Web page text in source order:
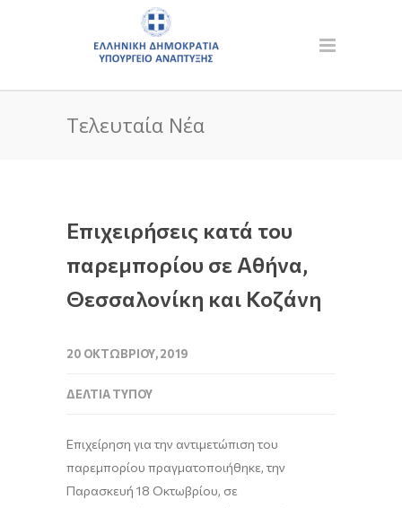
Τελευταία Νέα
Επιχειρήσεις κατά του
παρεμπορίου σε Αθήνα,
Θεσσαλονίκη και Κοζάνη
20 ΟΚΤΩΒΡΊΟΥ, 2019
ΔΕΛΤΊΑ ΤΎΠΟΥ
Επιχείρηση για την αντιμετώπιση του
παρεμπορίου πραγματοποιήθηκε, την
Παρασκευή 18 Οκτωβρίου, σε